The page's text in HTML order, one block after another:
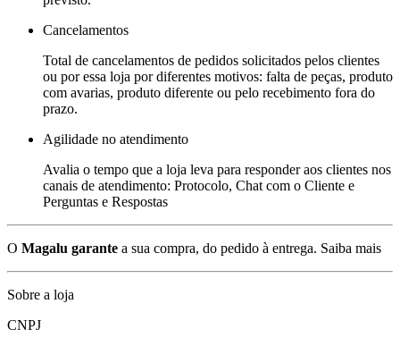
Cancelamentos
Total de cancelamentos de pedidos solicitados pelos clientes
ou por essa loja por diferentes motivos: falta de peças, produto
com avarias, produto diferente ou pelo recebimento fora do
prazo.
Agilidade no atendimento
Avalia o tempo que a loja leva para responder aos clientes nos
canais de atendimento: Protocolo, Chat com o Cliente e
Perguntas e Respostas
O Magalu garante a sua compra, do pedido à entrega. Saiba mais
Sobre a loja
CNPJ